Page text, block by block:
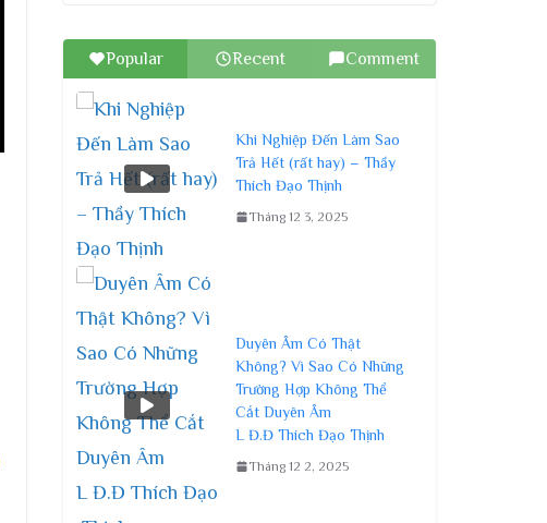
Popular Recent Comment
Khi Nghiệp Đến Làm Sao
Trả Hết (rất hay) – Thầy
Thích Đạo Thịnh
Tháng 12 3, 2025
Duyên Âm Có Thật
Không? Vì Sao Có Những
Trường Hợp Không Thể
Cắt Duyên Âm
L Đ.Đ Thích Đạo Thịnh
Tháng 12 2, 2025